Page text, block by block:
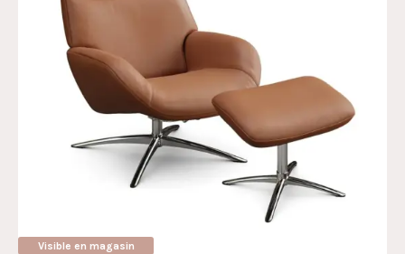
Visible en magasin